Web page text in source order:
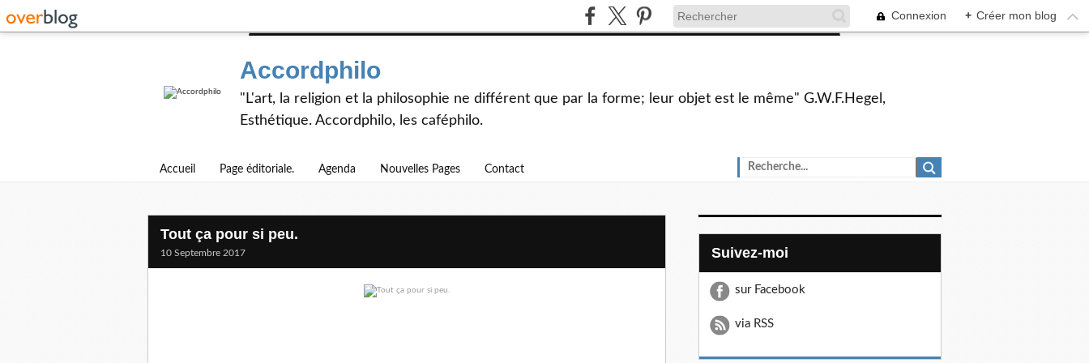
Connexion + Créer mon blog
Accordphilo
"L'art, la religion et la philosophie ne différent que par la forme; leur objet est le même" G.W.F.Hegel,
Esthétique. Accordphilo, les caféphilo.
Accueil Page éditoriale. Agenda Nouvelles Pages Contact
Tout ça pour si peu.
10 Septembre 2017 Suivez-moi
sur Facebook
via RSS